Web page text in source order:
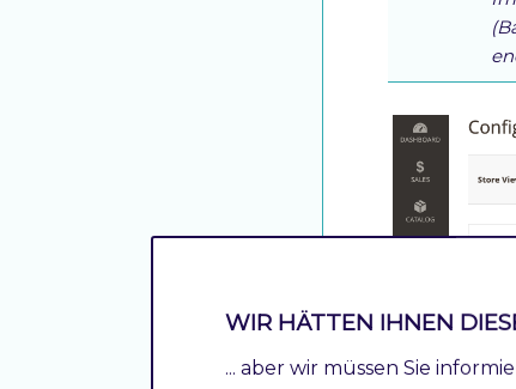
WIR HÄTTEN IHNEN
... aber wir müssen Sie